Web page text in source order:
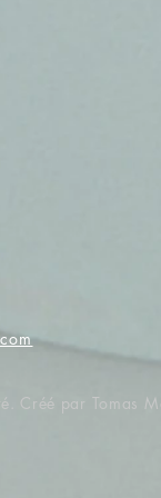
Créé par Tomas